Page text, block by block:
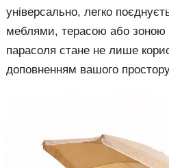
універсально, легко
меблями, терасою або зоною
парасоля стане не лише
доповненням вашого